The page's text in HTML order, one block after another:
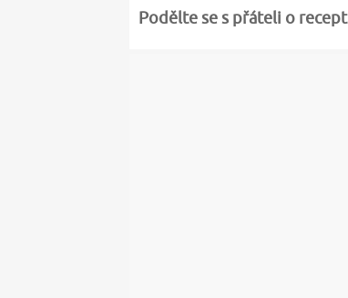
Podělte se s přáteli o recept